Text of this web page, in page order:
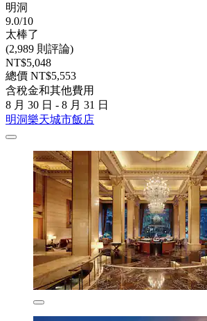
明洞
9.0/10
太棒了
(2,989 則評論)
NT$5,048
總價 NT$5,553
含稅金和其他費用
8 月 30 日 - 8 月 31 日
明洞樂天城市飯店